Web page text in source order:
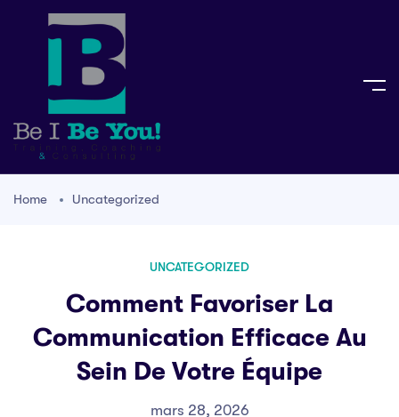
Home Uncategorized
UNCATEGORIZED
Comment Favoriser La
Communication Efficace Au
Sein De Votre Équipe
mars 28, 2026